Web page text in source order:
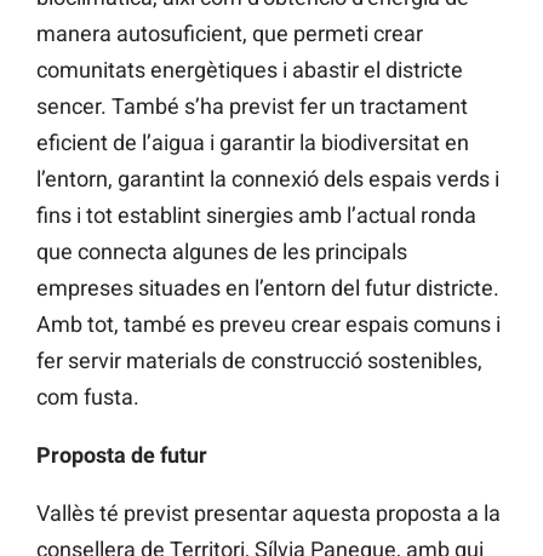
manera autosuficient, que permeti crear
comunitats energètiques i abastir el districte
sencer. També s’ha previst fer un tractament
eficient de l’aigua i garantir la biodiversitat en
l’entorn, garantint la connexió dels espais verds i
fins i tot establint sinergies amb l’actual ronda
que connecta algunes de les principals
empreses situades en l’entorn del futur districte.
Amb tot, també es preveu crear espais comuns i
fer servir materials de construcció sostenibles,
com fusta.
Proposta de futur
Vallès té previst presentar aquesta proposta a la
consellera de Territori, Sílvia Paneque, amb qui